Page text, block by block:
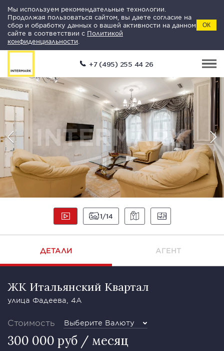
Мы используем рекомендательные технологии.
Продолжая пользоваться сайтом, вы даете согласие на
сбор и обработку данных о вашей активности на данном
сайте в соответствии с Политикой
конфиденциальности
ОК
+7 (495) 255 44 26
1 14
ДЕТАЛИ АГЕНТ
ЖК Итальянский Квартал
улица Фадеева, 4A
Стоимость Выберите Валюту
300 000 руб / месяц